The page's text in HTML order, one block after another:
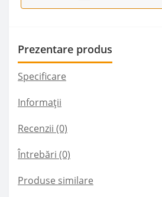
Prezentare produs
Specificare
Informații
Recenzii (0)
Întrebări (0)
Produse similare